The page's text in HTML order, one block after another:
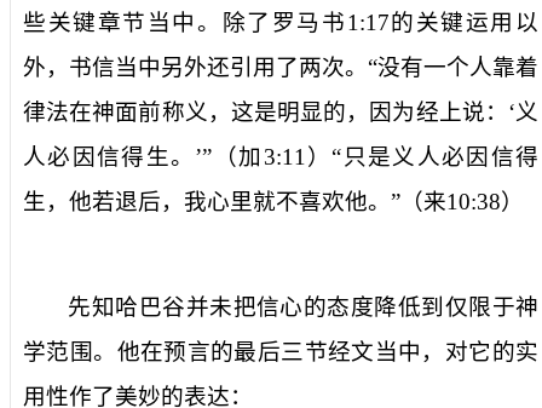
些关键章节当中。除了罗马书1:17的关键运用以
外，书信当中另外还引用了两次。“没有一个人靠着
律法在神面前称义，这是明显的，因为经上说：‘义
人必因信得生。’”（加 3:11 ）“只是义人必因信得
生，他若退后，我心里就不喜欢他。”（来10:38）
先知哈巴谷并未把信心的态度降低到仅限于神
学范围。他在预言的最后三节经文当中，对它的实
用性作了美妙的表达：